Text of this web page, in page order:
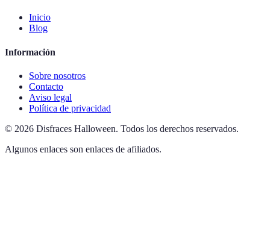
Inicio
Blog
Información
Sobre nosotros
Contacto
Aviso legal
Política de privacidad
© 2026 Disfraces Halloween. Todos los derechos reservados.
Algunos enlaces son enlaces de afiliados.